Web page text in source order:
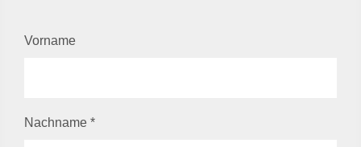
Vorname
Nachname *